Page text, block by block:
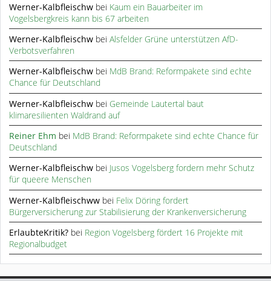
Werner-Kalbfleischw bei Kaum ein Bauarbeiter im
Vogelsbergkreis kann bis 67 arbeiten
Werner-Kalbfleischw beiAlsfelder Grüne unterstützen AfD-
Verbotsverfahren
Werner-Kalbfleischw bei MdB Brand: Reformpakete sind echte
Chance für Deutschland
Werner-Kalbfleischw bei Gemeinde Lautertal baut
klimaresilienten Waldrand auf
Reiner Ehm bei MdB Brand: Reformpakete sind echte Chance für
Deutschland
Werner-Kalbfleischw bei Jusos Vogelsberg fordern mehr Schutz
für queere Menschen
Werner-Kalbfleischww bei Felix Döring fordert
Bürgerversicherung zur Stabilisierung der Krankenversicherung
ErlaubteKritik? bei Region Vogelsberg fördert 16 Projekte mit
Regionalbudget